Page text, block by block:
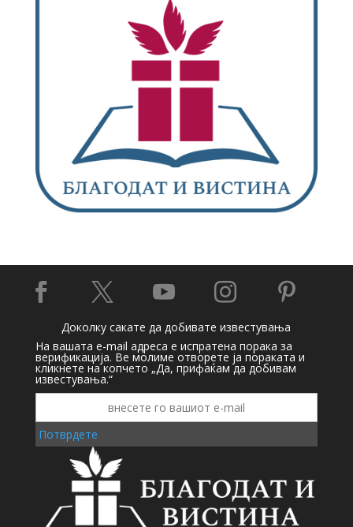
    
Доколку сакате да добивате известувања
На вашата e-mail адреса е испратена порака за
верификација. Ве молиме отворете ја пораката и
кликнете на копчето „Да, прифаќам да добивам
известувања.“
Потврдете